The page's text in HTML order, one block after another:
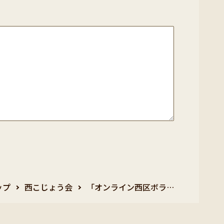
プ 西こじょう会 「オンライン西区ボラ…